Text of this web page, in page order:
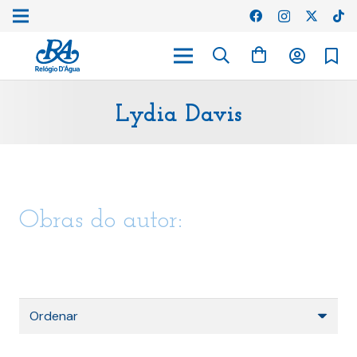
Lydia Davis
Obras do autor: